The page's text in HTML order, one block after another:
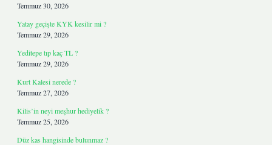
Temmuz 30, 2026
Yatay geçişte KYK kesilir mi ?
Temmuz 29, 2026
Yeditepe tıp kaç TL ?
Temmuz 29, 2026
Kurt Kalesi nerede ?
Temmuz 27, 2026
Kilis’in neyi meşhur hediyelik ?
Temmuz 25, 2026
Düz kas hangisinde bulunmaz ?